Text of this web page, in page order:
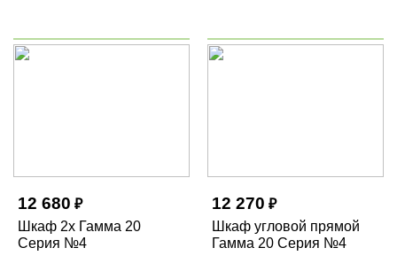
12 680 ₽
Шкаф 2х Гамма 20
Серия №4
12 270 ₽
Шкаф угловой прямой
Гамма 20 Серия №4